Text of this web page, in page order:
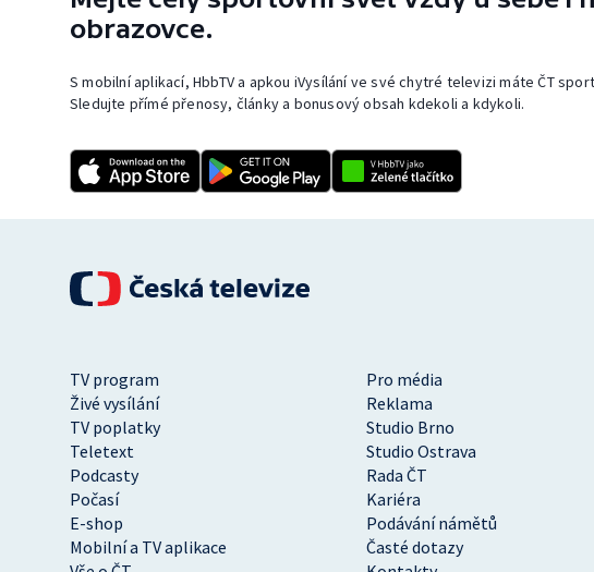
obrazovce.
S mobilní aplikací, HbbTV a apkou iVysílání ve své chytré televizi máte ČT
Sledujte přímé přenosy, články a bonusový obsah kdekoli a kdykoli.
TV program
Pro média
Živé vysílání
Reklama
TV poplatky
Studio Brno
Teletext
Studio Ostrava
Podcasty
Rada ČT
Počasí
Kariéra
E-shop
Podávání námětů
Mobilní a TV aplikace
Časté dotazy